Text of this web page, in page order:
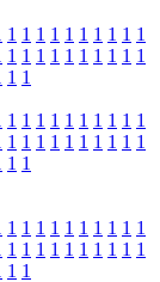
1 1 1 1 1 1 1 1 1 1
1 1 1 1 1 1 1 1 1 1
1 1
1 1 1 1 1 1 1 1 1 1
1 1 1 1 1 1 1 1 1 1
1 1
1 1 1 1 1 1 1 1 1 1
1 1 1 1 1 1 1 1 1 1
1 1